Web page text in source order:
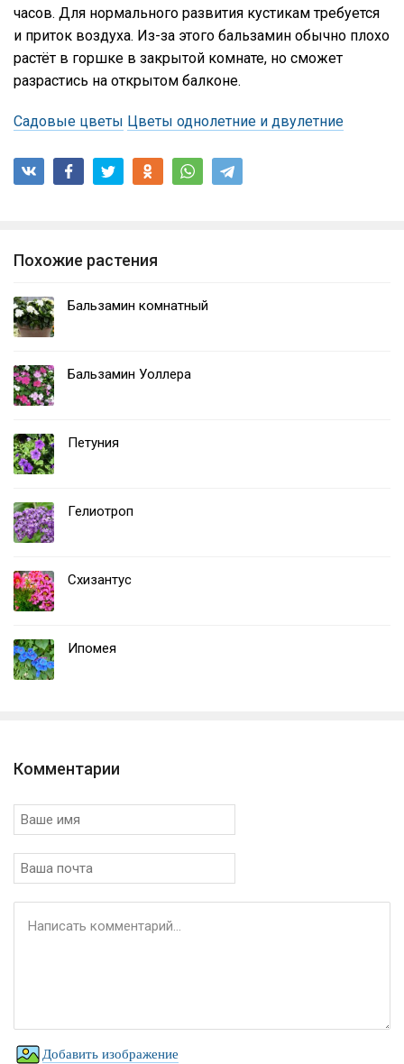
часов. Для нормального развития кустикам требуется
и приток воздуха. Из-за этого бальзамин обычно плохо
растёт в горшке в закрытой комнате, но сможет
разрастись на открытом балконе.
Садовые цветы Цветы однолетние и двулетние
Похожие растения
Бальзамин комнатный
Бальзамин Уоллера
Петуния
Гелиотроп
Схизантус
Ипомея
Комментарии
Добавить изображение